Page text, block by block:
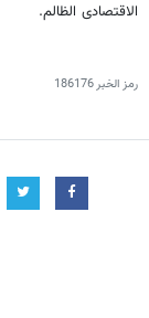
الاقتصادی الظالم.
رمز الخبر186176